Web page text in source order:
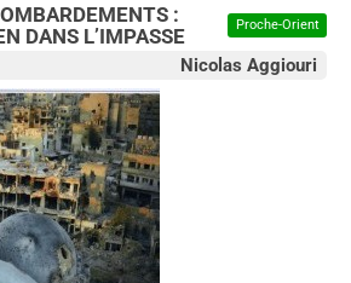
Proche-Orient
:
DANS L’IMPASSE
Nicolas Aggiouri